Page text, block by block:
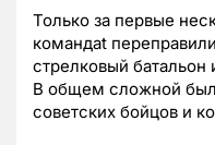
Только за первые
командаt
стрелковый батальон
В общем сложной
советских бойцов и